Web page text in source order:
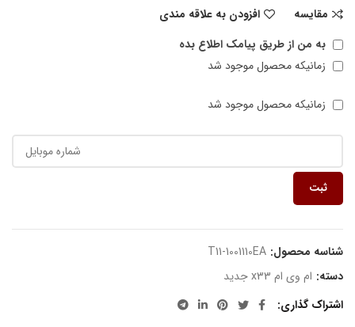
مقایسه
افزودن به علاقه مندی
به من از طریق پیامک اطلاع بده
زمانیکه محصول موجود شد
زمانیکه محصول موجود شد
ثبت
شناسه محصول: T11-1001110EA
دسته: ام وی ام x33 جدید
اشتراک گذاری